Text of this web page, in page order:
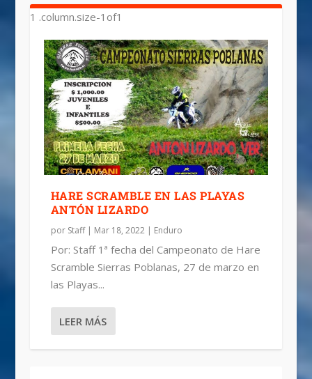
HARE SCRAMBLE EN LAS PLAYAS
ANTÓN LIZARDO
por Staff| Mar 18, 2022| Enduro
Por: Staff 1ª fecha del Campeonato de Hare
Scramble Sierras Poblanas, 27 de marzo en
las Playas...
LEER MÁS